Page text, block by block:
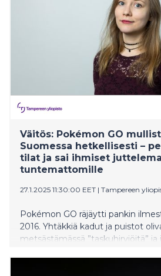
Väitös: Pokémon GO
Suomessa hetkellisesti –
tilat ja sai ihmiset
tuntemattomille
27.1.2025 11:30:00 EET | Tampereen
Pokémon GO räjäytti pankin
2016. Yhtäkkiä kadut ja puistot
metsästämässä ”taskuhirviöitä”